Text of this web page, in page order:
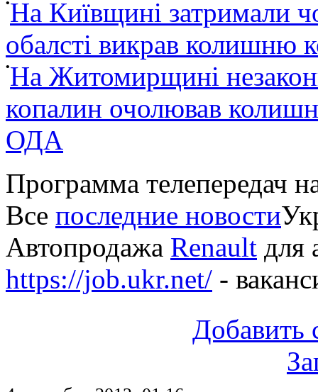
•На Київщині затримали
обалсті викрав колишню
•На Житомирщині
копалин очолював
ОДА
Программа телепередач
Все последние новости
Автопродажа Renault для
https://job.ukr.net/ -
Добавить